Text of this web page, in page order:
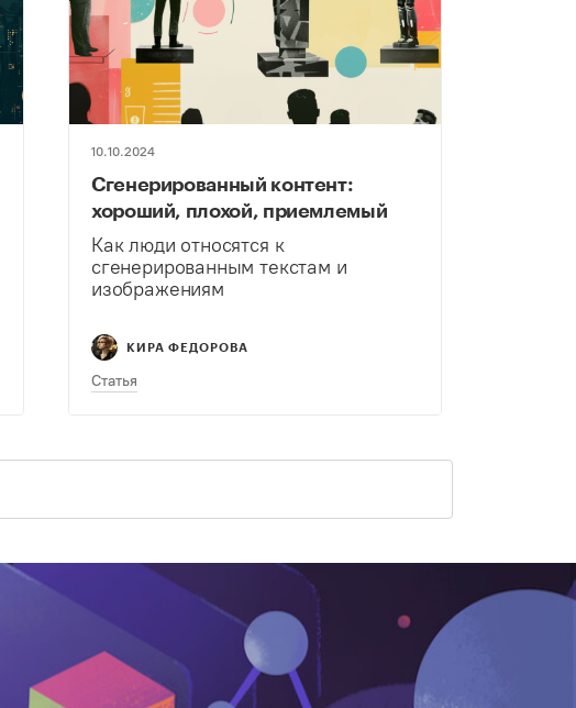
10.10.2024
Сгенерированный контент:
хороший, плохой, приемлемый
Как люди относятся к
сгенерированным текстам и
изображениям
КИРА ФЕДОРОВА
Статья